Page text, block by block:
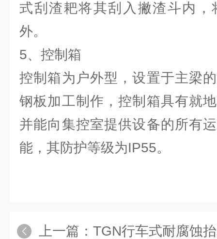
式刮渣耙将其刮入撇渣斗内
外。
5、控制箱
控制箱为户外型，设置于主梁
钢板加工制作，控制箱具有就
并能向集控室提供设备的所有
能，其防护等级为IP55。
上一篇： TGN行车式耐腐蚀